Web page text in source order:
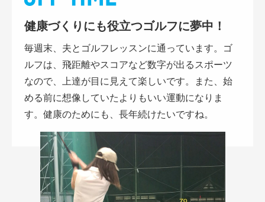
健康づくりにも役立つゴルフに夢中！
毎週末、夫とゴルフレッスンに通っています。ゴ
ルフは、飛距離やスコアなど数字が出るスポーツ
なので、上達が目に見えて楽しいです。また、始
める前に想像していたよりもいい運動になりま
す。健康のためにも、長年続けたいですね。